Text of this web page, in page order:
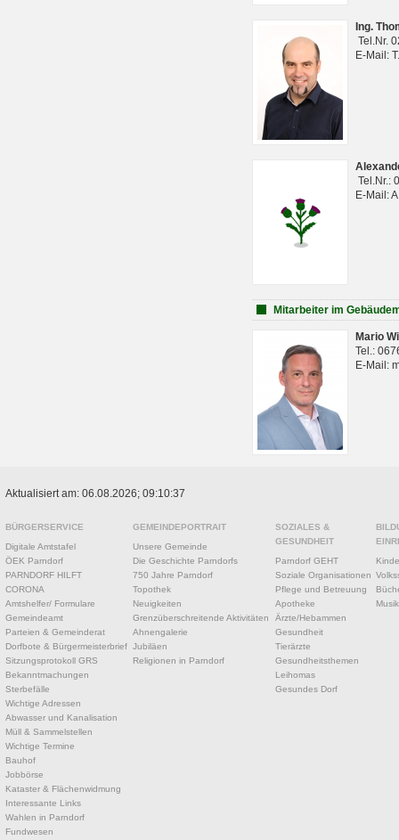
Ing.
Tel.Nr.
E-Mail:
Tel.Nr.:
E-Mail:
Mitarbeiter im
Mario
Tel.:
E-Mail:
Aktualisiert am: 06.08.2026; 09:10:37
BÜRGERSERVICE
Digitale Amtstafel
ÖEK Parndorf
PARNDORF HILFT
CORONA
Amtshelfer/ Formulare
Gemeindeamt
Parteien & Gemeinderat
Dorfbote & Bürgermeisterbrief
Sitzungsprotokoll GRS
Bekanntmachungen
Sterbefälle
Wichtige Adressen
Abwasser und Kanalisation
Müll & Sammelstellen
Wichtige Termine
Bauhof
Jobbörse
Kataster & Flächenwidmung
Interessante Links
Wahlen in Parndorf
Fundwesen
GEMEINDEPORTRAIT
Unsere Gemeinde
Die Geschichte Parndorfs
750 Jahre Parndorf
Topothek
Neuigkeiten
Grenzüberschreitende Aktivitäten
Ahnengalerie
Jubiläen
Religionen in Parndorf
SOZIALES &
GESUNDHEIT
Parndorf GEHT
Soziale Organisationen
Pflege und Betreuung
Apotheke
Ärzte/Hebammen
Gesundheit
Tierärzte
Gesundheitsthemen
Leihomas
Gesundes Dorf